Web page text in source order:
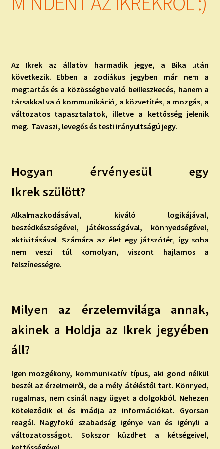
child
menu
IRATKOZZ FEL A VIDEÓ CSATORNÁNKRA!
TAROT ELEMZÉS MEGRENDELÉSE LIMITÁLT!
AJÁNDÉKOKKAL!
Az Ikrek az állatöv harmadik jegye, a Bika után
következik. Ebben a zodiákus jegyben már nem a
megtartás és a közösségbe való beilleszkedés, hanem a
társakkal való kommunikáció, a közvetítés, a mozgás, a
változatos tapasztalatok, illetve a kettősség jelenik
meg. Tavaszi, levegős és testi irányultságú jegy.
Hogyan érvényesül egy
Ikrek szülött?
Alkalmazkodásával, kiváló logikájával,
beszédkészségével, játékosságával, könnyedségével,
aktivitásával. Számára az élet egy játszótér, így soha
nem veszi túl komolyan, viszont hajlamos a
felszínességre.
Milyen az érzelemvilága annak,
akinek a Holdja az Ikrek jegyében
áll?
Igen mozgékony, kommunikatív típus, aki gond nélkül
beszél az érzelmeiről, de a mély átéléstől tart. Könnyed,
rugalmas, nem csinál nagy ügyet a dolgokból. Nehezen
köteleződik el és imádja az információkat. Gyorsan
reagál. Nagyfokú szabadság igénye van és igényli a
változatosságot. Sokszor küzdhet a kétségeivel,